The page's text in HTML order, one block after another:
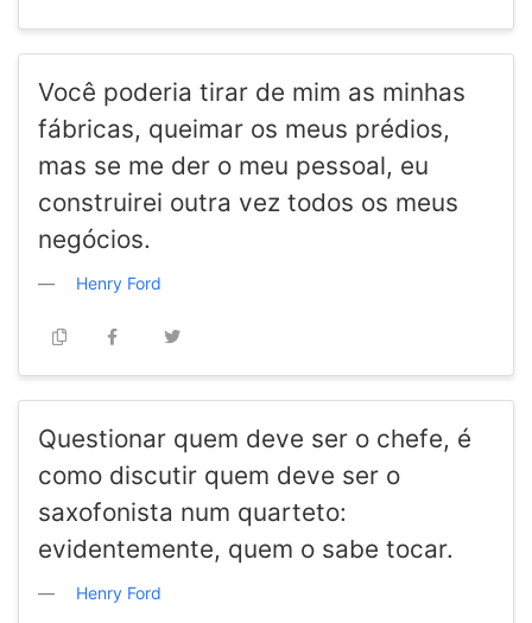
Você poderia tirar de mim as minhas
fábricas, queimar os meus prédios,
mas se me der o meu pessoal, eu
construirei outra vez todos os meus
negócios.
Henry Ford
Questionar quem deve ser o chefe, é
como discutir quem deve ser o
saxofonista num quarteto:
evidentemente, quem o sabe tocar.
Henry Ford